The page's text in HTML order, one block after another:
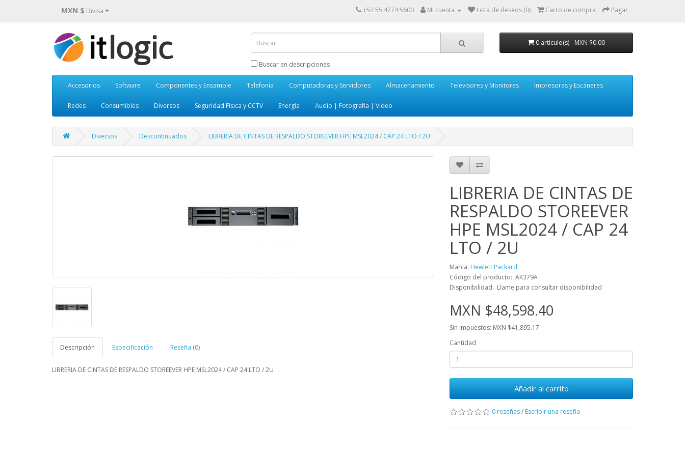
MXN $ Divisa +52 55 4774 5600 Mi cuenta Lista de deseos (0) Carro de compra Pagar
Buscar en descripciones
0 artículo(s) - MXN $0.00
Accesorios Software Componentes y Ensamble Telefonía Computadoras y Servidores Almacenamiento Televisores y Monitores Impresoras y Escáneres
Redes Consumibles Diversos Seguridad Física y CCTV Energía Audio | Fotografía | Video
Diversos Descontinuados LIBRERIA DE CINTAS DE RESPALDO STOREEVER HPE MSL2024 / CAP 24 LTO / 2U
Descripción Especificación Reseña (0)
LIBRERIA DE CINTAS DE RESPALDO STOREEVER HPE MSL2024 / CAP 24 LTO / 2U
LIBRERIA DE CINTAS DE
RESPALDO STOREEVER
HPE MSL2024 / CAP 24
LTO / 2U
Marca: Hewlett Packard
Código del producto: AK379A
Disponibilidad: Llame para consultar disponibilidad
MXN $48,598.40
Sin impuestos: MXN $41,895.17
Cantidad
Añadir al carrito
0 reseñas/ Escribir una reseña